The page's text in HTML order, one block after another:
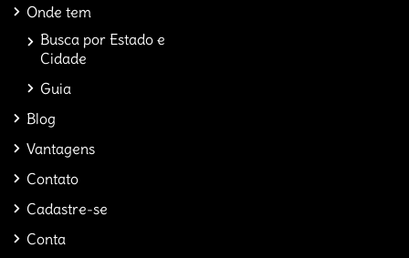
Onde tem
Busca por Estado e
Cidade
Guia
Blog
Vantagens
Contato
Cadastre-se
Conta